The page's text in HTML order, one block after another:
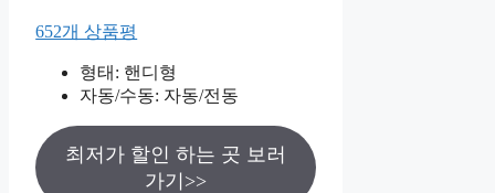
652개 상품평
형태: 핸디형
자동/수동: 자동/전동
최저가 할인 하는 곳 보러
가기>>